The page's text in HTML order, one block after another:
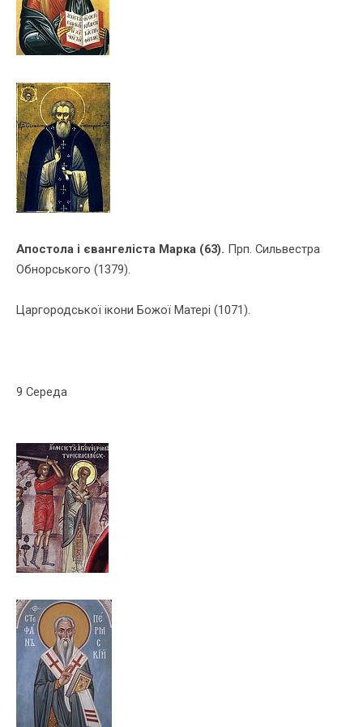
Апостола i євангелiста Марка (63). Прп. Сильвестра
Обнорського (1379).
Царгородської iкони Божої Матерi (1071).
9 Середа